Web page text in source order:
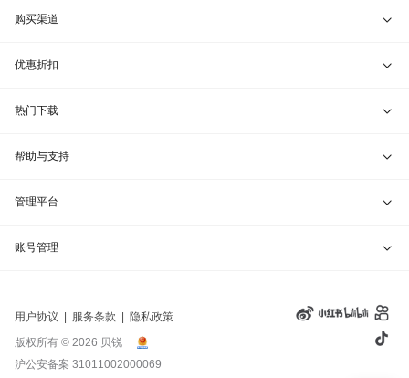
远程协助
报告漏洞
网站地图
贝锐蒲公英 · 异地组网
贝锐花生壳 · 动态域名
贝锐洋葱头 · 协作无间
贝锐向日葵硬件
贝锐蒲公英硬件
贝锐花生壳硬件
购买渠道
天猫旗舰店
京东旗舰店
优惠折扣
兑换码通道
教育公益折扣
热门下载
贝锐向日葵客户端
贝锐蒲公英客户端
贝锐花生壳客户端
帮助与支持
我要建议
我要投诉
钻石VIP
管理平台
贝锐向日葵管理
贝锐花生壳管理
账号管理
账号信息
用户协议 服务条款
隐私政策
版权所有 © 2026 贝锐
沪公安备案 31011002000069